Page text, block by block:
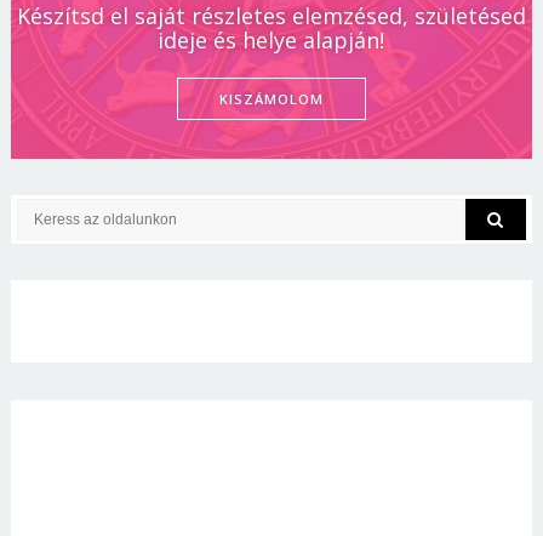
Készítsd el saját részletes elemzésed, születésed
ideje és helye alapján!
KISZÁMOLOM